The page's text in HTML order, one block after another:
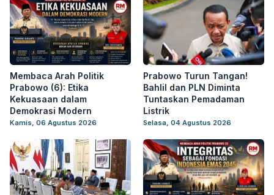
Membaca Arah Politik
Prabowo (6): Etika
Kekuasaan dalam
Demokrasi Modern
Kamis, 06 Agustus 2026
Prabowo Turun Tangan!
Bahlil dan PLN Diminta
Tuntaskan Pemadaman
Listrik
Selasa, 04 Agustus 2026